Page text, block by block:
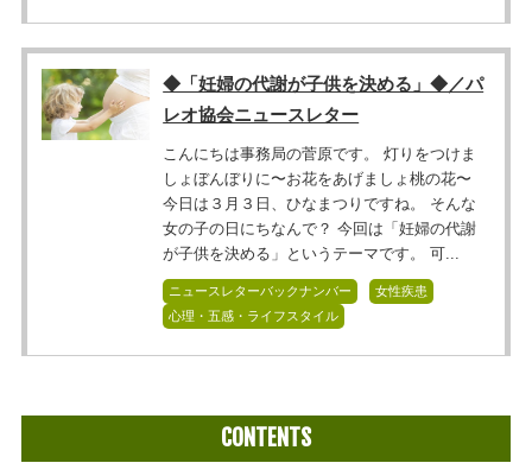
◆「妊婦の代謝が子供を決める」◆／パ
レオ協会ニュースレター
こんにちは事務局の菅原です。 灯りをつけま
しょぼんぼりに〜お花をあげましょ桃の花〜
今日は３月３日、ひなまつりですね。 そんな
女の子の日にちなんで？ 今回は「妊婦の代謝
が子供を決める」というテーマです。 可...
ニュースレターバックナンバー
女性疾患
心理・五感・ライフスタイル
CONTENTS